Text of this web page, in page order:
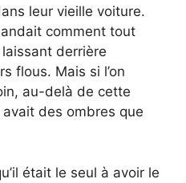
leur vieille voiture.
comment tout
derrière
flous. Mais si l’on
au-delà de cette
des ombres que
était le seul à avoir le